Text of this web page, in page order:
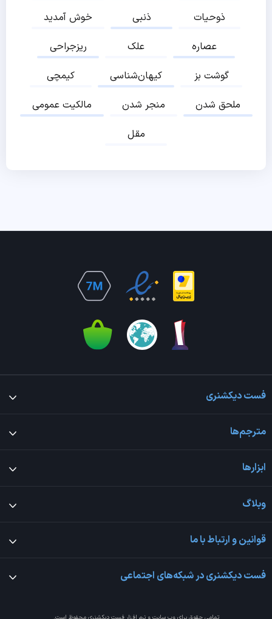
خوش آمدید
ذنبی
ذوحیات
ریزجراحی
علک
عصاره
کیمچی
کیهان‌شناسی
گوشت بز
مالکیت عمومی
منجر شدن
ملحق شدن
مقل
فست دیکشنری
مترجم‌ها
ابزارها
وبلاگ
قوانین و ارتباط با ما
فست دیکشنری در شبکه‌های اجتماعی